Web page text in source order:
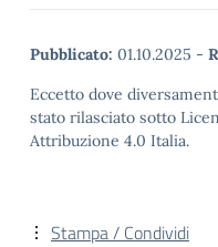
Pubblicato: 01.10.2025 -
Eccetto dove
stato rilasciato sotto
Attribuzione 4.0 Italia.
Stampa / Condividi